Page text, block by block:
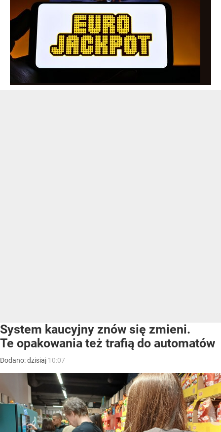
System kaucyjny znów się zmieni.
Te opakowania też trafią do automatów
Dodano:dzisiaj 10:07